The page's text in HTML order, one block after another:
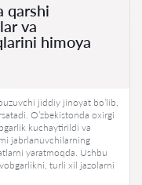
qarshi
va
himoya
jiddiy jinoyat bo’lib,
O’zbekistonda oxirgi
kuchaytirildi va
jabrlanuvchilarning
yaratmoqda. Ushbu
turli xil jazolarni